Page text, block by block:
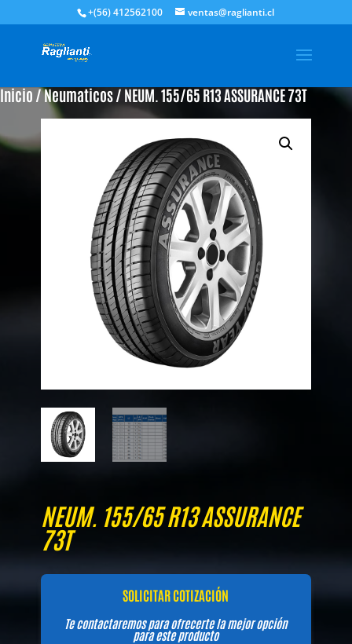
+(56) 412562100 ventas@raglianti.cl
Inicio /Neumaticos/ NEUM. 155/65 R13 ASSURANCE 73T
NEUM. 155/65 R13 ASSURANCE
73T
SOLICITAR COTIZACIÓN
Te contactaremos para ofrecerte la mejor opción
para este producto